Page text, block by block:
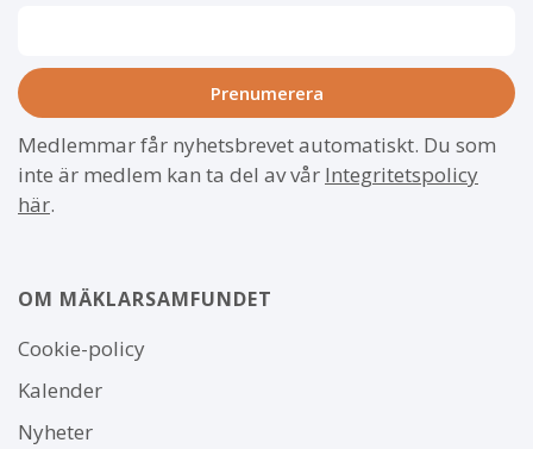
Medlemmar får nyhetsbrevet automatiskt. Du som
inte är medlem kan ta del av vår Integritetspolicy
här.
OM MÄKLARSAMFUNDET
Om
webbplatsen
Cookie-policy
Kalender
Nyheter